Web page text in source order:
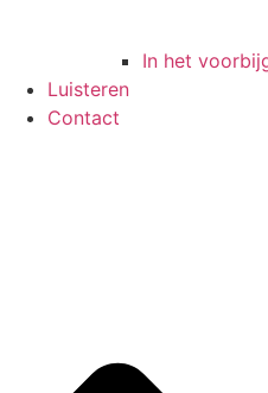
In het
Luisteren
Contact